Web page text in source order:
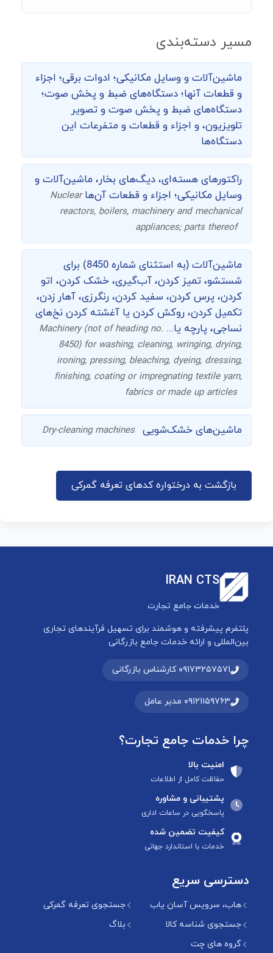
مسیر دسته‌بندی
ماشین‌‌آلات و وسایل مکانیکی؛ ادوات برقی؛ اجزاء
و قطعات آنها؛ دستگاه‌های ضبط و پخش صوت؛
دستگاه‌های ضبط و پخش صوت و تصویر
تلویزیون، و اجزاء و قطعات و متفرعات این
دستگاه‌ها
راکتورهای هسته‌ای، دیگ‌های بخار، ماشین‌آلات و
وسایل مکانیکی؛ اجزاء و قطعات آن‌هاNuclear
reactors, boilers, machinery and mechanical
appliances; parts thereof
ماشین‌آلات (به استثنای شماره 8450) برای
شستشو، تمیز کردن، آب‌گیری، خشک کردن، اتو
کردن، پرس کردن، سفید کردن، رنگرزی، آهار زدن،
تکمیل کردن، روکش کردن یا آغشته کردن نخ‌های
نساجی، پارچه یا... Machinery (not of heading no.
8450) for washing, cleaning, wringing, drying,
ironing, pressing, bleaching, dyeing, dressing,
finishing, coating or impregnating textile yarn,
fabrics or made up articles
ماشین‌های خشک‌شویی Dry-cleaning machines
بازگشت به درختواره کدهای تعرفه گمرکی
IRAN CTS
خدمات جامع تجارت
پلتفرم پیشرفته و هوشمند برای تسهیل فرآیندهای تجاری
بین‌المللی و ارائه خدمات جامع بازرگانی
۰۹۱۷۳۲۵۷۵۷۱ کارشناس بازرگانی
۰۹۱۲۱۱۵۹۷۶۳ مدیر عامل
چرا خدمات جامع تجارت؟
امنیت بالا
حفاظت کامل از اطلاعات
پشتیبانی و مشاوره
پاسخگویی در ساعات اداری
کیفیت تضمین شده
خدمات با استاندارد جهانی
دسترسی سریع
هاب، سرویس آسان یاب
جستجوی تعرفه گمرکی
جستجوی شناسه کالا
بلاگ
گروه های چت